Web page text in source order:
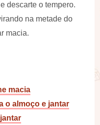
descarte o tempero.
na metade do
macia.
macia
o almoço e jantar